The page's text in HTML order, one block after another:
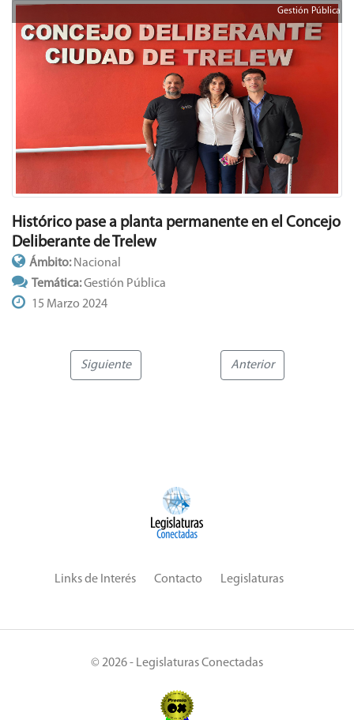
Gestión Pública
Histórico pase a planta permanente en el Concejo
Deliberante de Trelew
Ámbito: Nacional
Temática:Gestión Pública
15 Marzo 2024
Siguiente Anterior
Links de Interés Contacto Legislaturas
© 2026 - Legislaturas Conectadas